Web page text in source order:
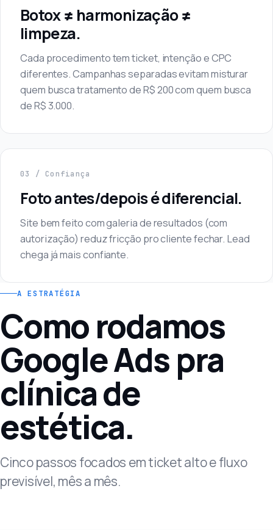
Botox ≠ harmonização ≠
limpeza.
Cada procedimento tem ticket, intenção e CPC
diferentes. Campanhas separadas evitam misturar
quem busca tratamento de R$ 200 com quem busca
de R$ 3.000.
03 / Confiança
Foto antes/depois é diferencial.
Site bem feito com galeria de resultados (com
autorização) reduz fricção pro cliente fechar. Lead
chega já mais confiante.
A ESTRATÉGIA
Como rodamos
Google Ads pra
clínica de
estética.
Cinco passos focados em ticket alto e fluxo
previsível, mês a mês.